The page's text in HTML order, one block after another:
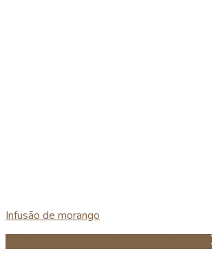
Infusão de morango
Guardar no Pinterest